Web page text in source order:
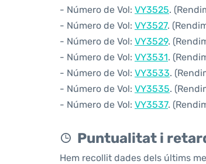
- Número de Vol: VY3525.
- Número de Vol: VY3527.
- Número de Vol: VY3529.
- Número de Vol: VY3531.
- Número de Vol: VY3533.
- Número de Vol: VY3535.
- Número de Vol: VY3537.
Puntualitat i
Hem recollit dades dels últims